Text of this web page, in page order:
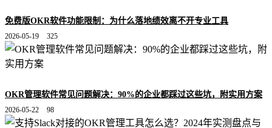
免费版OKR软件功能限制：为什么落地绩效离不开专业工具
2026-05-19 325
OKR管理软件常见问题解决：90%的企业都踩过这些坑，附实用方案
2026-05-22 98